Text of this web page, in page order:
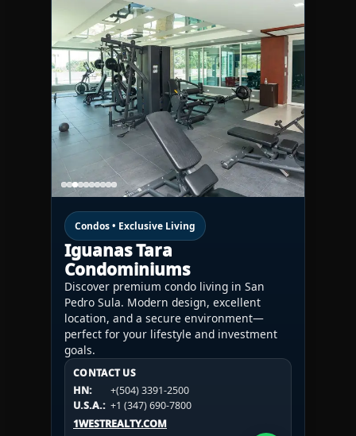
Condos • Exclusive Living
Iguanas Tara
Condominiums
Discover premium condo living in San
Pedro Sula. Modern design, excellent
location, and a secure environment—
perfect for your lifestyle and investment
goals.
CONTACT US
HN:
+(504) 3391-2500
U.S.A.: +1 (347) 690-7800
1WESTREALTY.COM
CONTACT US
HN:
+(504) 3391-2500
U.S.A.:
+1 (984) 246-2100
1WESTREALTY.COM
CONTACT US
HN:
+(504) 3391-2500
U.S.A.: +1 (984) 246-2100
1WESTREALTY.COM